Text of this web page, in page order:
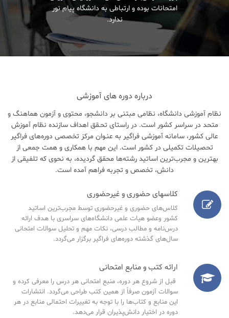
امتحانات بوده و ارتباطی به دانشگاه پیام نور
ندارد.
درباره دوره های آموزشی
نظام آموزشی دانشگاه، نظامی مبتنی بر دانشجو، محتوی و آزمون هماهنگ و
متحد در سراسر کشور است. در راستای تحـقق اهداف سازنده نظام آموزش
عالی کشور، سامانه آموزشی فراگیر به عنـوان مرکز تخصصی دوره‌های فراگیر
تحصیلات تکمیلی در کشور است. این مهم با همکاری و همت جمعی از
بهترین و مجرب‌ترین اساتید رشته‌ها محقق گردیده، به نحوی که تلفیقی از
دانش، تخصص و تجربه فراهم آمده است.
کلاسهای حضوری و غیرحضوری
کلاس‌های حضوری و غیرحضوری توسط مجرب‌ترین اساتید
کشور وعضو هیات علمی دانشگاه‌های سراسری با هدف ارائه
درس‌نامه‌ و مطالب درسی، نکات مهم و تحلیل سوالات امتحانی
سال‌های گذشته دوره‌های فراگیر برگزار می‌گردد.
ارائه کتب و منابع امتحانی
قبل از شروع هر دوره، منبع امتحانی هر درس را معرفی کرده و
سوالات آزمون صرفاً از همین کتب طراحی می‌گردد. انتشارات
این منابع و کتاب‌ها را با توجه به تغییرات احتمالی منابع در هر
دوره در اختیار دانش‌پذیران قرار می‌دهد.